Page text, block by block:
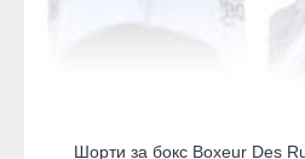
Шорти за бокс Boxeur Des